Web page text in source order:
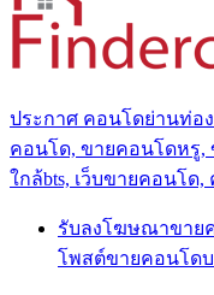
ประกาศ คอนโดย่านท่อ
คอนโด, ขายคอนโดหรู,
ใกล้bts, เว็บขายคอนโด
รับลงโฆษณาขาย
โพสต์ขายคอนโด